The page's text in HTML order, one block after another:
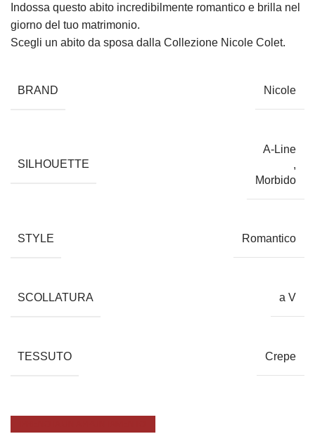
Indossa questo abito incredibilmente romantico e brilla nel
giorno del tuo matrimonio.
Scegli un abito da sposa dalla Collezione Nicole Colet.
BRAND Nicole
SILHOUETTE
A-Line
,
Morbido
STYLE Romantico
SCOLLATURA a V
TESSUTO Crepe